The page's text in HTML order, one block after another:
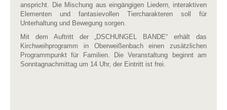
anspricht. Die Mischung aus eingängigen Liedern, interaktiven
Elementen und fantasievollen Tiercharakteren soll für
Unterhaltung und Bewegung sorgen.
Mit dem Auftritt der „DSCHUNGEL BANDE“ erhält das
Kirchweihprogramm in Oberweißenbach einen zusätzlichen
Programmpunkt für Familien. Die Veranstaltung beginnt am
Sonntagnachmittag um 14 Uhr, der Eintritt ist frei.